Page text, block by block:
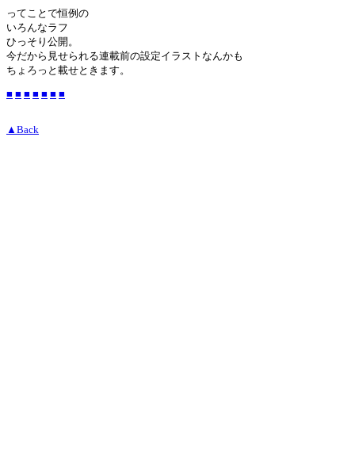
ってことで恒例の
いろんなラフ
ひっそり公開。
今だから見せられる連載前の設定イラストなんかも
ちょろっと載せときます。
■ ■ ■ ■ ■ ■ ■
▲Back